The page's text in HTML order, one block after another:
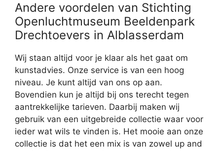
Andere voordelen van Stichting
Openluchtmuseum Beeldenpark
Drechtoevers in Alblasserdam
Wij staan altijd voor je klaar als het gaat om
kunstadvies. Onze service is van een hoog
niveau. Je kunt altijd van ons op aan.
Bovendien kun je altijd bij ons terecht tegen
aantrekkelijke tarieven. Daarbij maken wij
gebruik van een uitgebreide collectie waar voor
ieder wat wils te vinden is. Het mooie aan onze
collectie is dat het een mix is van zowel up and